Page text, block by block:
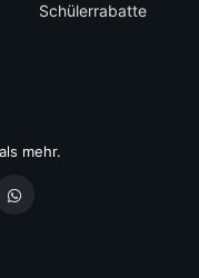
Schülerrabatte
mehr.